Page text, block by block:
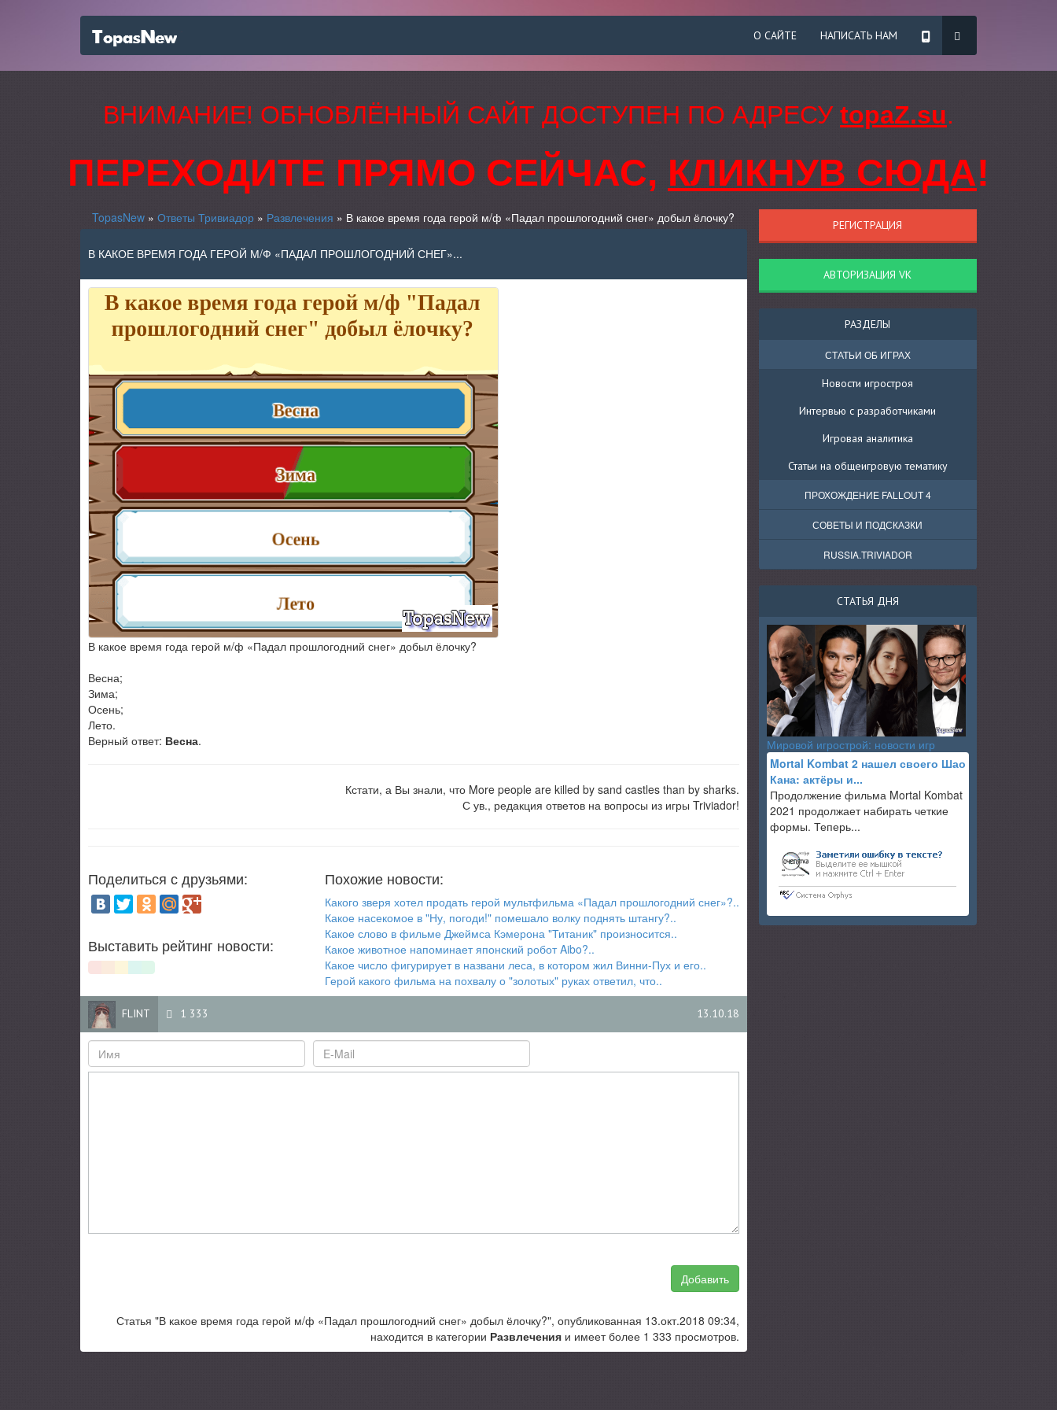
О САЙТЕ НАПИСАТЬ НАМ
ВНИМАНИЕ! ОБНОВЛЁННЫЙ САЙТ ДОСТУПЕН ПО АДРЕСУ topaZ.su.
ПЕРЕХОДИТЕ ПРЯМО СЕЙЧАС, КЛИКНУВ СЮДА!
TopasNew »Ответы Тривиадор » Развлечения » В какое время года герой м/ф «Падал прошлогодний снег» добыл ёлочку?
В КАКОЕ ВРЕМЯ ГОДА ГЕРОЙ М/Ф «ПАДАЛ ПРОШЛОГОДНИЙ СНЕГ»...
В какое время года герой м/ф «Падал прошлогодний снег» добыл ёлочку?
Весна;
Зима;
Осень;
Лето.
Верный ответ: Весна.
Кстати, а Вы знали, что More people are killed by sand castles than by sharks.
С ув., редакция ответов на вопросы из игры Triviador!
Поделиться с друзьями:
Выставить рейтинг новости:
Похожие новости:
Какого зверя хотел продать герой мультфильма «Падал прошлогодний снег»?..
Какое насекомое в "Ну, погоди!" помешало волку поднять штангу?..
Какое слово в фильме Джеймса Кэмерона "Титаник" произносится..
Какое животное напоминает японский робот Aibo?..
Какое число фигурирует в названи леса, в котором жил Винни-Пух и его..
Герой какого фильма на похвалу о "золотых" руках ответил, что..
FLINT 1 333 13.10.18
Добавить
Статья "В какое время года герой м/ф «Падал прошлогодний снег» добыл ёлочку?", опубликованная 13.окт.2018 09:34,
находится в категории Развлеченияи имеет более 1 333 просмотров.
РЕГИСТРАЦИЯ
АВТОРИЗАЦИЯ VK
РАЗДЕЛЫ
СТАТЬИ ОБ ИГРАХ
Новости игростроя
Интервью с разработчиками
Игровая аналитика
Статьи на общеигровую тематику
ПРОХОЖДЕНИЕ FALLOUT 4
СОВЕТЫ И ПОДСКАЗКИ
RUSSIA.TRIVIADOR
СТАТЬЯ ДНЯ
Мировой игрострой: новости игр
Mortal Kombat 2 нашел своего Шао
Кана: актёры и...
Продолжение фильма Mortal Kombat
2021 продолжает набирать четкие
формы. Теперь...